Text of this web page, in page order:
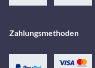
Zahlungsmethoden